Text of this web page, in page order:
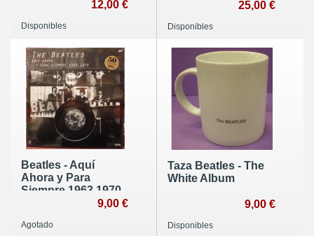
12,00 €
Disponibles
25,00 €
Disponibles
Beatles - Aquí
Ahora y Para
Siempre 1963 1970 -
9,00 €
Agotado
Taza Beatles - The
White Album
9,00 €
Disponibles